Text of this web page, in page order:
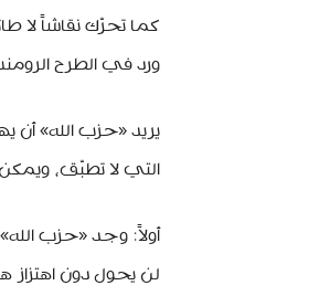
كما تحرّك نقاشاً لا
ورد في الطرح
يريد «حزب الله» أن
التي لا تطبّق،
أولاً: وجد «حزب
لن يحول دون اهتزاز